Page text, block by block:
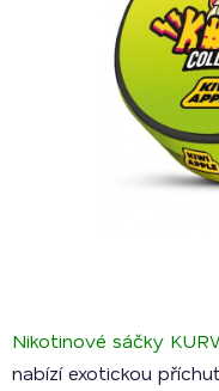
Nikotinové sáčky
nabízí exotickou